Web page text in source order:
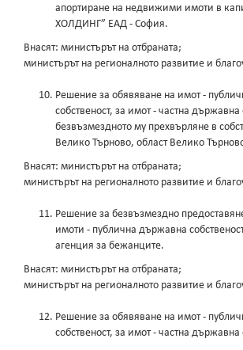
апортиране на недвижими имоти в
ХОЛДИНГ” ЕАД - София.
Внасят: министърът на отбраната;
министърът на регионалното развитие и
Решение за обявяване на имот -
собственост, за имот - частна държавна
безвъзмездното му прехвърляне в
Велико Търново, област Велико
Внасят: министърът на отбраната;
министърът на регионалното развитие и
Решение за безвъзмездно
имоти - публична държавна
агенция за бежанците.
Внасят: министърът на отбраната;
министърът на регионалното развитие и
Решение за обявяване на имот -
собственост, за имот - частна държавна